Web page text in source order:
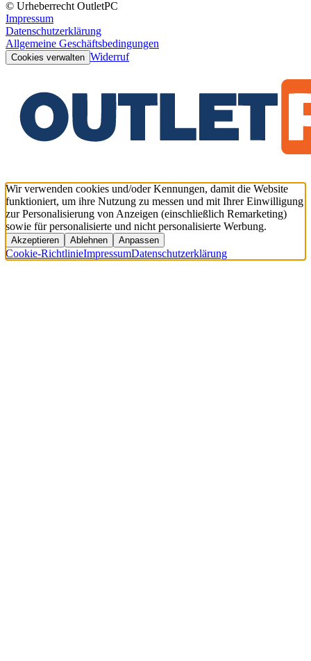
© Urheberrecht OutletPC
Impressum
Datenschutzerklärung
Allgemeine Geschäftsbedingungen
Cookies verwalten Widerruf
Wir verwenden cookies und/oder Kennungen, damit die Website
funktioniert, um ihre Nutzung zu messen und mit Ihrer Einwilligung
zur Personalisierung von Anzeigen (einschließlich Remarketing)
sowie für personalisierte und nicht personalisierte Werbung.
Akzeptieren Ablehnen Anpassen
Cookie-RichtlinieImpressumDatenschutzerklärung